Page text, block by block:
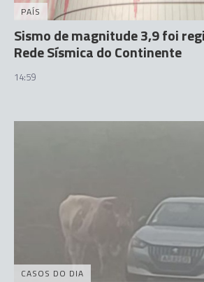
PAÍS
Sismo de magnitude 3,9 foi
Rede Sísmica do Continente
14:59
CASOS DO DIA